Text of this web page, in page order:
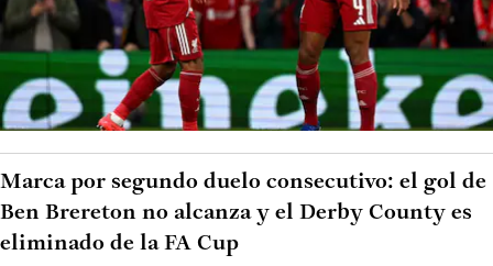
Marca por segundo duelo consecutivo: el gol de
Ben Brereton no alcanza y el Derby County es
eliminado de la FA Cup